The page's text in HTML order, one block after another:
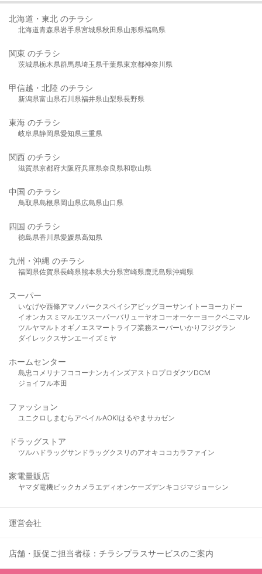
北海道・東北 のチラシ
北海道青森県岩手県宮城県秋田県山形県福島県
関東 のチラシ
茨城県栃木県群馬県埼玉県千葉県東京都神奈川県
甲信越・北陸 のチラシ
新潟県富山県石川県福井県山梨県長野県
東海 のチラシ
岐阜県静岡県愛知県三重県
関西 のチラシ
滋賀県京都府大阪府兵庫県奈良県和歌山県
中国 のチラシ
鳥取県島根県岡山県広島県山口県
四国 のチラシ
徳島県香川県愛媛県高知県
九州・沖縄 のチラシ
福岡県佐賀県長崎県熊本県大分県宮崎県鹿児島県沖縄県
スーパー
いなげや西條アマノパークスベイシア ビッグヨーサンイトーヨーカドー
イオンカスミ マルエツスーパーバリューヤオコーオーケー ヨークベニマル
ツルヤマルト オギノ エスマート ライフ業務スーパーいかり フジグラン
ダイレックスサンエーイズミヤ
ホームセンター
島忠 コメリ ナフコ コーナンカインズアストロプロダクツDCM
ジョイフル本田
ファッション
ユニクロ しまむら アベイルAOKIはるやま サカゼン
ドラッグストア
ツルハドラッグサンドラッグクスリのアオキ ココカラファイン
家電量販店
ヤマダ電機ビックカメラ エディオンケーズデンキ コジマジョーシン
運営会社
店舗・販促ご担当者様：チラシプラスサービスのご案内